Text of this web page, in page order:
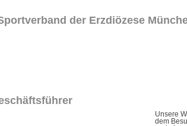
der Erzdiözese